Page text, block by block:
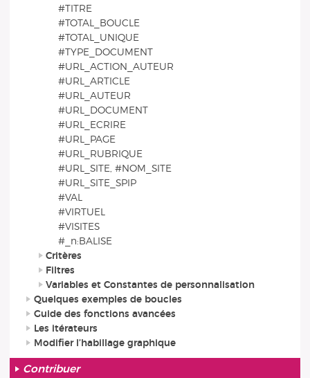
#TITRE
#TOTAL_BOUCLE
#TOTAL_UNIQUE
#TYPE_DOCUMENT
#URL_ACTION_AUTEUR
#URL_ARTICLE
#URL_AUTEUR
#URL_DOCUMENT
#URL_ECRIRE
#URL_PAGE
#URL_RUBRIQUE
#URL_SITE, #NOM_SITE
#URL_SITE_SPIP
#VAL
#VIRTUEL
#VISITES
#_n:BALISE
Critères
Filtres
Variables et Constantes de personnalisation
Quelques exemples de boucles
Guide des fonctions avancées
Les itérateurs
Modifier l’habillage graphique
Contribuer